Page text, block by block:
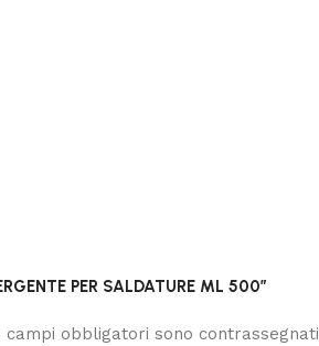
PER SALDATURE ML 500”
campi obbligatori sono contrassegnati